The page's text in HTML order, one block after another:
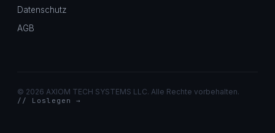
Datenschutz
AGB
© 2026 AXIOM TECH SYSTEMS LLC. Alle Rechte vorbehalten.
// Loslegen →